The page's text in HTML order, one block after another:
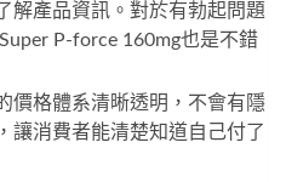
解產品資訊。對於有勃起問題
P-force 160mg也是不錯
價格體系清晰透明，不會有隱
讓消費者能清楚知道自己付了